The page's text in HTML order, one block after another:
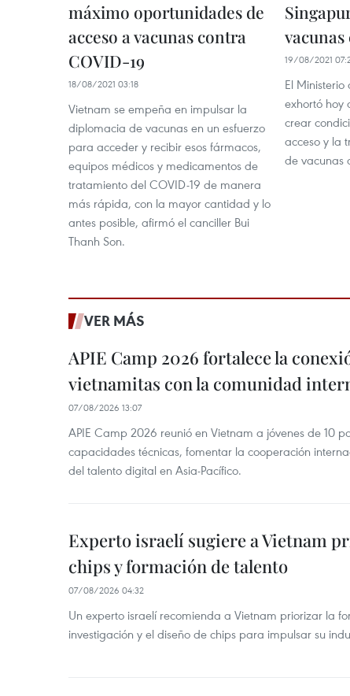
máximo oportunidades de
acceso a vacunas contra
COVID-19
18/08/2021 03:18
Vietnam se empeña en impulsar la
diplomacia de vacunas en un esfuerzo
para acceder y recibir esos fármacos,
equipos médicos y medicamentos de
tratamiento del COVID-19 de manera
más rápida, con la mayor cantidad y lo
antes posible, afirmó el canciller Bui
Thanh Son.
19/08/2021
El
exhortó hoy
crear
acceso y la
de vacunas
VER MÁS
APIE Camp 2026 fortalece la
vietnamitas con la comunidad
07/08/2026 13:07
APIE Camp 2026 reunió en Vietnam a jóvenes de 10
capacidades técnicas, fomentar la cooperación
del talento digital en Asia-Pacífico.
Experto israelí sugiere a Vietnam
chips y formación de talento
07/08/2026 04:32
Un experto israelí recomienda a Vietnam priorizar la
investigación y el diseño de chips para impulsar su